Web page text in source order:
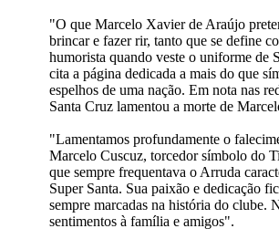
"O que Marcelo Xavier de Araújo
brincar e fazer rir, tanto que se define
humorista quando veste o uniforme de
cita a página dedicada a mais do que
espelhos de uma nação. Em nota nas
Santa Cruz lamentou a morte de
"Lamentamos profundamente o
Marcelo Cuscuz, torcedor símbolo do
que sempre frequentava o Arruda
Super Santa. Sua paixão e dedicação
sempre marcadas na história do clube.
sentimentos à família e amigos".